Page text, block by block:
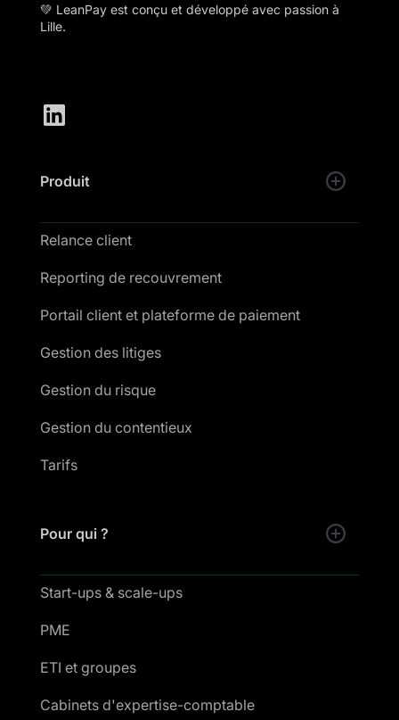
💚 LeanPay est conçu et développé avec passion à
Lille.
Produit
Relance client
Reporting de recouvrement
Portail client et plateforme de paiement
Gestion des litiges
Gestion du risque
Gestion du contentieux
Tarifs
Pour qui ?
Start-ups & scale-ups
PME
ETI et groupes
Cabinets d'expertise-comptable